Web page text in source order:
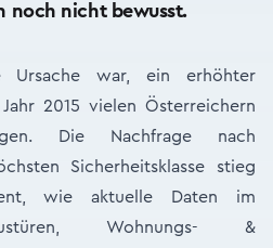
noch nicht bewusst.
Ursache war, ein erhöhter
2015 vielen Österreichern
Die Nachfrage nach
Sicherheitsklasse stieg
wie aktuelle Daten im
Wohnungs- &